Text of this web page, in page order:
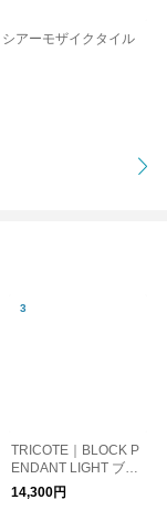
アーモザイクタイル
TRICOTE｜BLOCK P
ENDANT LIGHT ブロ
ックペンダントライト
14,300円